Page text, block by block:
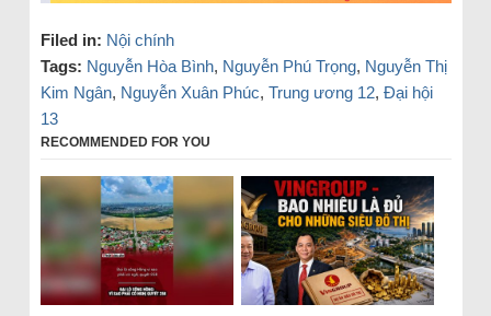
Filed in: Nội chính
Tags: Nguyễn Hòa Bình, Nguyễn Phú Trọng, Nguyễn Thị
Kim Ngân, Nguyễn Xuân Phúc, Trung ương 12, Đại hội
13
RECOMMENDED FOR YOU